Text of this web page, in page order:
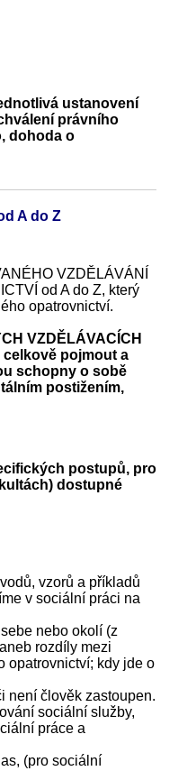
ustanovení
právního
dohoda o
A do Z
VZDĚLÁVÁNÍ
od A do Z, který
opatrovnictví.
VZDĚLÁVACÍCH
celkově pojmout a
schopny o sobě
postižením,
postupů, pro
dostupné
vzorů a příkladů
v sociální práci na
nebo okolí (z
rozdíly mezi
opatrovnictví; kdy jde o
není člověk zastoupen.
sociální služby,
práce a
(pro sociální